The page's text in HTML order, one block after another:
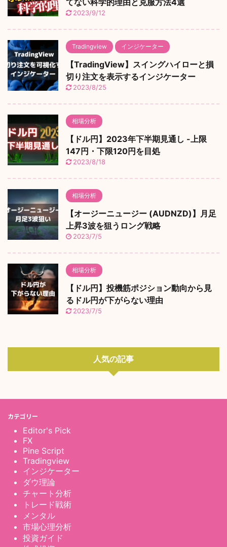
2023/9/12
Tradingview インジケーター
【TradingView】スイングハイローと損
切り注文を表示するインジケーター
2023/8/25
相場分析
【ドル円】2023年下半期見通し -上限
147円・下限120円を目処
2023/8/18
相場分析
【オージーニュージー (AUDNZD)】月足
上昇3波を狙うロング戦略
2023/7/5
相場分析
【ドル円】投機筋ポジション動向から見
るドル円が下がらない理由
2023/7/5
人気の記事
カテゴリー
Editor's Pick
FX
Pine Script
Tradingview
インジケーター
ダウ理論
チャート分析
トレード戦術
メンタル
市場心理分析
投資ガイド